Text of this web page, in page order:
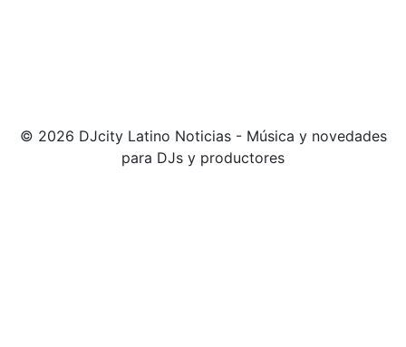
© 2026 DJcity Latino Noticias - Música y novedades
para DJs y productores